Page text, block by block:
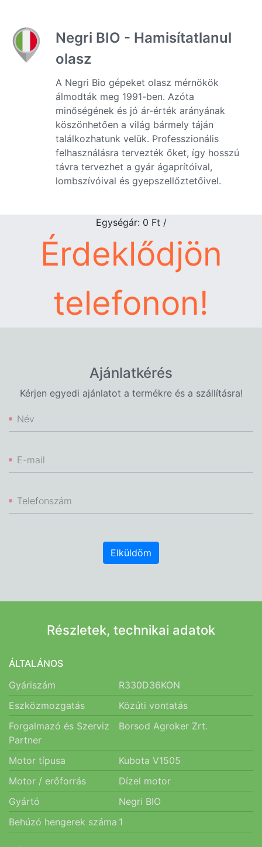
Negri BIO - Hamisítatlanul
olasz
A Negri Bio gépeket olasz mérnökök
álmodták meg 1991-ben. Azóta
minőségének és jó ár-érték arányának
köszönhetően a világ bármely táján
találkozhatunk velük. Professzionális
felhasználásra tervezték őket, így hosszú
távra tervezhet a gyár ágaprítóival,
lombszívóival és gyepszellőztetőivel.
Egységár: 0 Ft /
Érdeklődjön
telefonon!
Ajánlatkérés
Kérjen egyedi ajánlatot a termékre és a szállításra!
Név
E-mail
Telefonszám
Elküldöm
Részletek, technikai adatok
ÁLTALÁNOS
Gyáriszám
R330D36KON
Eszközmozgatás
Közúti vontatás
Forgalmazó és Szerviz
Partner
Borsod Agroker Zrt.
Motor típusa
Kubota V1505
Motor / erőforrás
Dízel motor
Gyártó
Negri BIO
Behúzó hengerek száma 1